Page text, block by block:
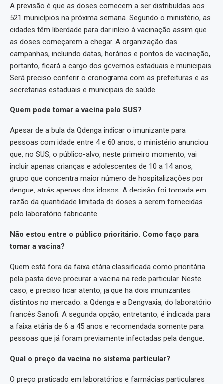
A previsão é que as doses comecem a ser distribuídas aos
521 municípios na próxima semana. Segundo o ministério, as
cidades têm liberdade para dar início à vacinação assim que
as doses começarem a chegar. A organização das
campanhas, incluindo datas, horários e pontos de vacinação,
portanto, ficará a cargo dos governos estaduais e municipais.
Será preciso conferir o cronograma com as prefeituras e as
secretarias estaduais e municipais de saúde.
Quem pode tomar a vacina pelo SUS?
Apesar de a bula da Qdenga indicar o imunizante para
pessoas com idade entre 4 e 60 anos, o ministério anunciou
que, no SUS, o público-alvo, neste primeiro momento, vai
incluir apenas crianças e adolescentes de 10 a 14 anos,
grupo que concentra maior número de hospitalizações por
dengue, atrás apenas dos idosos. A decisão foi tomada em
razão da quantidade limitada de doses a serem fornecidas
pelo laboratório fabricante.
Não estou entre o público prioritário. Como faço para
tomar a vacina?
Quem está fora da faixa etária classificada como prioritária
pela pasta deve procurar a vacina na rede particular. Neste
caso, é preciso ficar atento, já que há dois imunizantes
distintos no mercado: a Qdenga e a Dengvaxia, do laboratório
francês Sanofi. A segunda opção, entretanto, é indicada para
a faixa etária de 6 a 45 anos e recomendada somente para
pessoas que já foram previamente infectadas pela dengue.
Qual o preço da vacina no sistema particular?
O preço praticado em laboratórios e farmácias particulares